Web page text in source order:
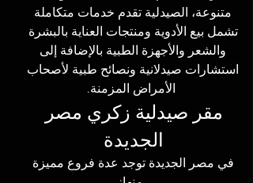
متنوعة، الصيدلية تقدم خدمات متكاملة
تشمل بيع الأدوية ومنتجات العناية بالبشرة
والشعر والأجهزة الطبية بالإضافة إلى
استشارات صيدلانية ونصائح طبية لأصحاب
الأمراض المزمنة.
مقر صيدلية زكري مصر
الجديدة
في مصر الجديدة توجد عدة فروع مميزة